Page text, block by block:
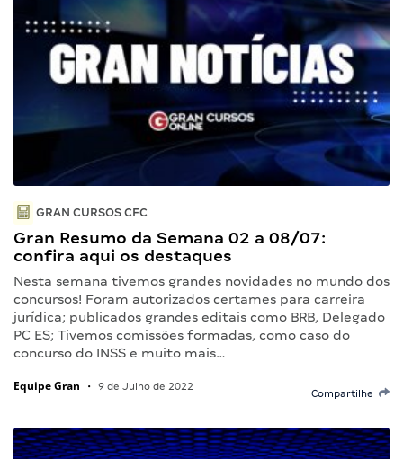
GRAN CURSOS CFC
Gran Resumo da Semana 02 a 08/07:
confira aqui os destaques
Nesta semana tivemos grandes novidades no mundo dos
concursos! Foram autorizados certames para carreira
jurídica; publicados grandes editais como BRB, Delegado
PC ES; Tivemos comissões formadas, como caso do
concurso do INSS e muito mais…
Equipe Gran • 9 de Julho de 2022
Compartilhe